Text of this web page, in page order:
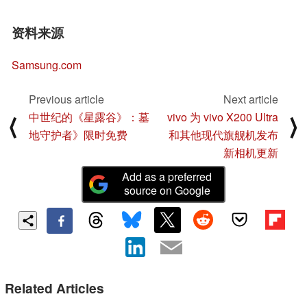
资料来源
Samsung.com
⟨
Previous article
中世纪的《星露谷》：墓
地守护者》限时免费
Next article
vivo 为 vivo X200 Ultra
和其他现代旗舰机发布
新相机更新
⟩
Add as a preferred
source on Google
Related Articles